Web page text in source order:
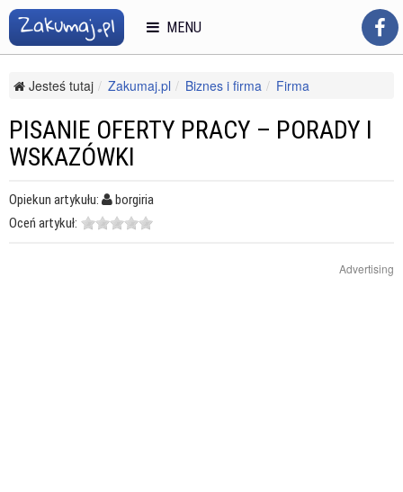
Jesteś tutaj Zakumaj.pl Biznes i firma
Firma
Pisanie oferty pracy – porady i wskazówki
PISANIE OFERTY PRACY – PORADY I
WSKAZÓWKI
Opiekun artykułu:
borgiria
Oceń artykuł:
Advertising
MENU